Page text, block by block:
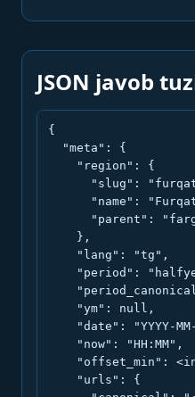
JSON javob
{
  "meta": {
    "region": {
"slug":
"name":
"parent":
    },
    "lang": "tg",
"period":
    "ym": null,
"date": "YYYY-
    "now": "HH:MM",
"offset_min":
    "urls": {